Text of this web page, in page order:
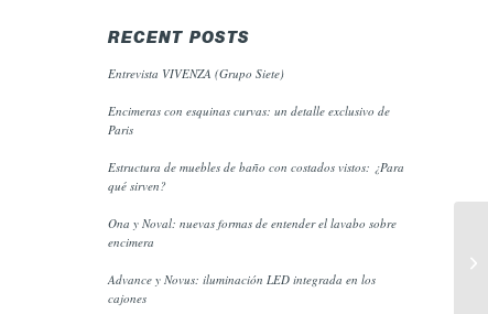
RECENT POSTS
Entrevista VIVENZA (Grupo Siete)
Encimeras con esquinas curvas: un detalle exclusivo de
Paris
Estructura de muebles de baño con costados vistos: ¿Para
qué sirven?
Ona y Noval: nuevas formas de entender el lavabo sobre
encimera
Advance y Novus: iluminación LED integrada en los
cajones